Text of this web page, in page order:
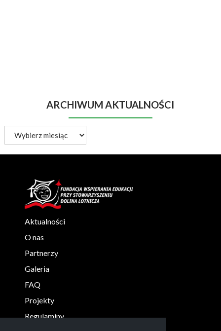
ARCHIWUM AKTUALNOŚCI
aktualności
Aktualności
O nas
Partnerzy
Galeria
FAQ
Projekty
Regulaminy